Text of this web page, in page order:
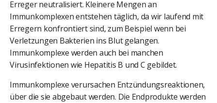
Erreger neutralisiert. Kleinere Mengen an
Immunkomplexen entstehen täglich, da wir laufend mit
Erregern konfrontiert sind, zum Beispiel wenn bei
Verletzungen Bakterien ins Blut gelangen.
Immunkomplexe werden auch bei manchen
Virusinfektionen wie Hepatitis B und C gebildet.
Immunkomplexe verursachen Entzündungsreaktionen,
über die sie abgebaut werden. Die Endprodukte werden